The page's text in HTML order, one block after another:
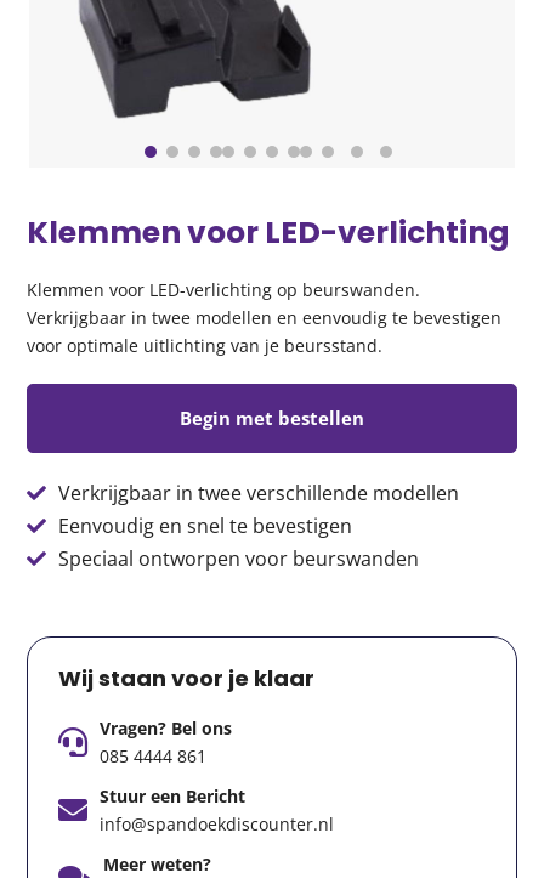
Klemmen voor LED-verlichting
Klemmen voor LED-verlichting op beurswanden.
Verkrijgbaar in twee modellen en eenvoudig te bevestigen
voor optimale uitlichting van je beursstand.
Begin met bestellen
Verkrijgbaar in twee verschillende modellen
Eenvoudig en snel te bevestigen
Speciaal ontworpen voor beurswanden
Wij staan voor je klaar
Vragen? Bel ons
085 4444 861
Stuur een Bericht
info@spandoekdiscounter.nl
Meer weten?